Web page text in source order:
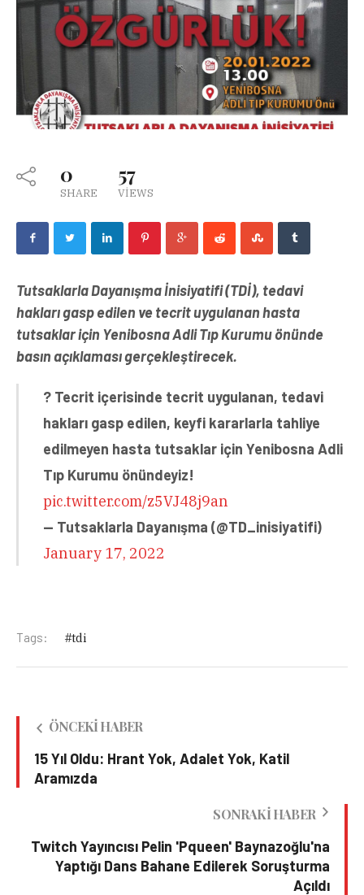
0
SHARE
57
VIEWS
Tutsaklarla Dayanışma İnisiyatifi (TDİ), tedavi
hakları gasp edilen ve tecrit uygulanan hasta
tutsaklar için Yenibosna Adli Tıp Kurumu önünde
basın açıklaması gerçekleştirecek.
? Tecrit içerisinde tecrit uygulanan, tedavi
hakları gasp edilen, keyfi kararlarla tahliye
edilmeyen hasta tutsaklar için Yenibosna Adli
Tıp Kurumu önündeyiz!
pic.twitter.com/z5VJ48j9an
— Tutsaklarla Dayanışma (@TD_inisiyatifi)
January 17, 2022
Tags: tdi
ÖNCEKI HABER
15 Yıl Oldu: Hrant Yok, Adalet Yok, Katil
Aramızda
SONRAKI HABER
Twitch Yayıncısı Pelin 'Pqueen' Baynazoğlu'na
Yaptığı Dans Bahane Edilerek Soruşturma
Açıldı